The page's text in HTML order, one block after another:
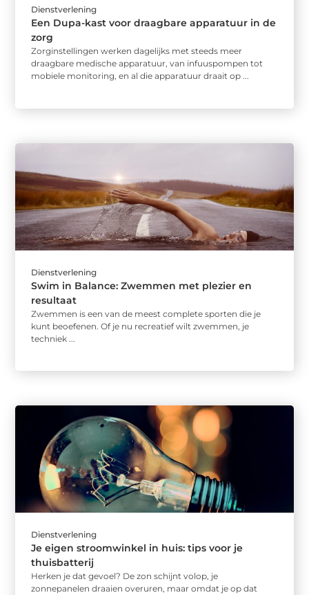
Dienstverlening
Een Dupa-kast voor draagbare apparatuur in de
zorg
Zorginstellingen werken dagelijks met steeds meer
draagbare medische apparatuur, van infuuspompen tot
mobiele monitoring, en al die apparatuur draait op ...
Dienstverlening
Swim in Balance: Zwemmen met plezier en
resultaat
Zwemmen is een van de meest complete sporten die je
kunt beoefenen. Of je nu recreatief wilt zwemmen, je
techniek ...
Dienstverlening
Je eigen stroomwinkel in huis: tips voor je
thuisbatterij
Herken je dat gevoel? De zon schijnt volop, je
zonnepanelen draaien overuren, maar omdat je op dat